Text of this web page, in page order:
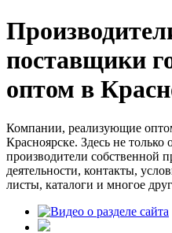
поставщики
оптом в
Компании, реализующие
Красноярске. Здесь не
производители собственной
деятельности, контакты,
листы, каталоги и многое